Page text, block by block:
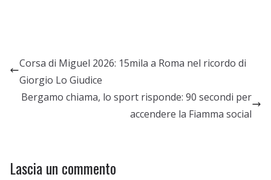
Corsa di Miguel 2026: 15mila a Roma nel ricordo di
Giorgio Lo Giudice
Bergamo chiama, lo sport risponde: 90 secondi per
accendere la Fiamma social
Lascia un commento